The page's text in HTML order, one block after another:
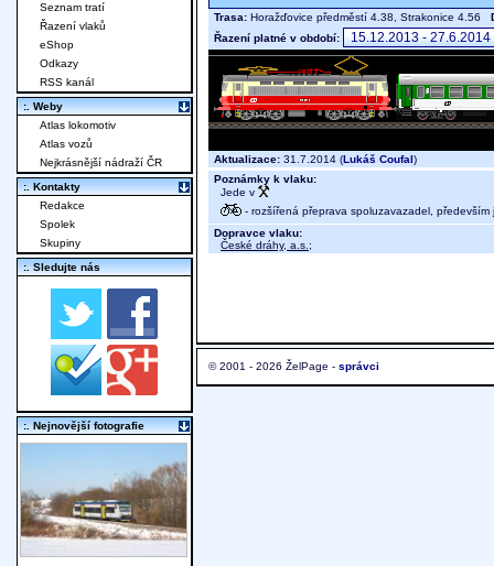
Trasa: Horažďovice předměstí 4.38, Strakonice 4.56
Řazení platné v období:
Aktualizace: 31.7.2014 (Lukáš Coufal)
Poznámky k vlaku:
Jede v
- rozšířená přeprava spoluzavazadel, především
Dopravce vlaku:
České dráhy, a.s. ;
© 2001 - 2026 ŽelPage - správci
Seznam tratí
Řazení vlaků
eShop
Odkazy
RSS kanál
:. Weby
Atlas lokomotiv
Atlas vozů
Nejkrásnější nádraží ČR
:. Kontakty
Redakce
Spolek
Skupiny
:. Sledujte nás
:. Nejnovější fotografie